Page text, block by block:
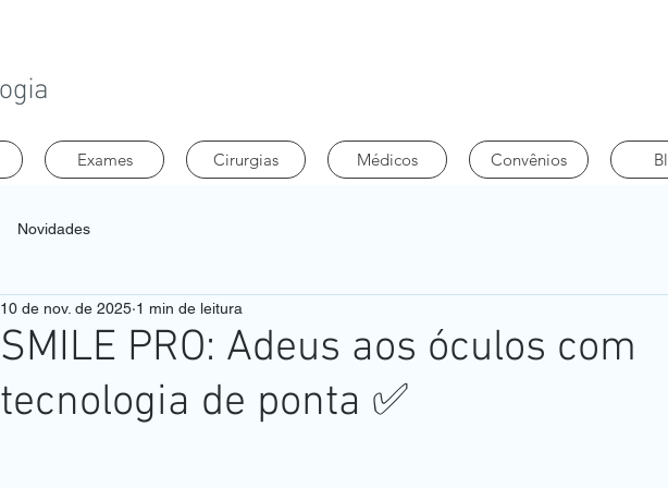
Exames Cirurgias Médicos Convênios
Novidades
SMILE PRO: Adeus aos óculos com
tecnologia de ponta ✅
10 de nov. de 2025 1 min de leitura